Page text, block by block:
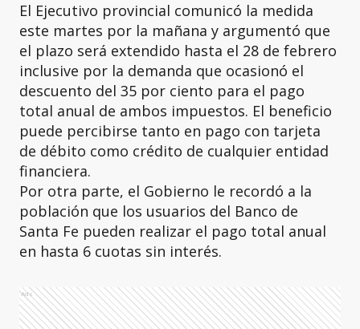
El Ejecutivo provincial comunicó la medida
este martes por la mañana y argumentó que
el plazo será extendido hasta el 28 de febrero
inclusive por la demanda que ocasionó el
descuento del 35 por ciento para el pago
total anual de ambos impuestos. El beneficio
puede percibirse tanto en pago con tarjeta
de débito como crédito de cualquier entidad
financiera.
Por otra parte, el Gobierno le recordó a la
población que los usuarios del Banco de
Santa Fe pueden realizar el pago total anual
en hasta 6 cuotas sin interés.
Ads